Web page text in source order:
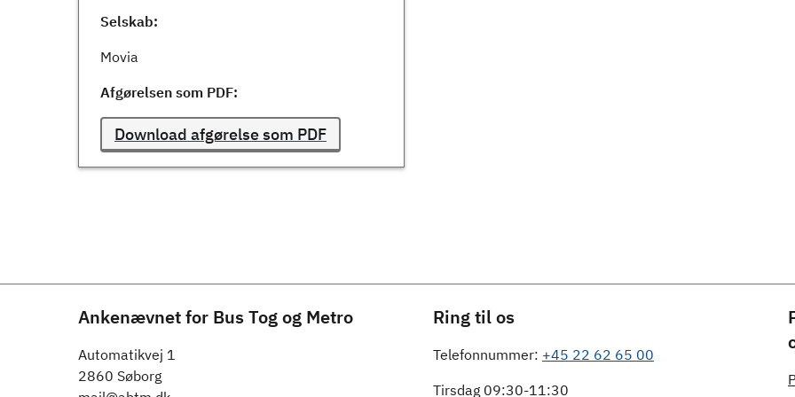
Selskab:
Movia
Afgørelsen som PDF:
Download afgørelse som PDF
Ankenævnet for Bus Tog og Metro
Automatikvej 1
2860 Søborg
Ring til os
Telefonnummer: +45 22 62 65 00
Tirsdag 09:30-11:30